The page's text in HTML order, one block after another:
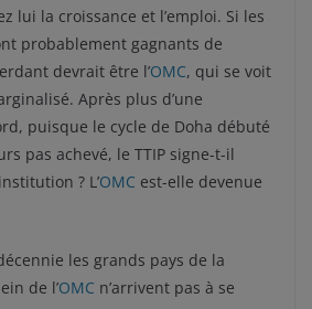
lui la croissance et l’emploi. Si les
probablement gagnants de
devrait être l’OMC, qui se voit
Après plus d’une
puisque le cycle de Doha débuté
pas achevé, le TTIP signe-t-il
? L’OMC est-elle devenue
les grands pays de la
de l’OMC n’arrivent pas à se